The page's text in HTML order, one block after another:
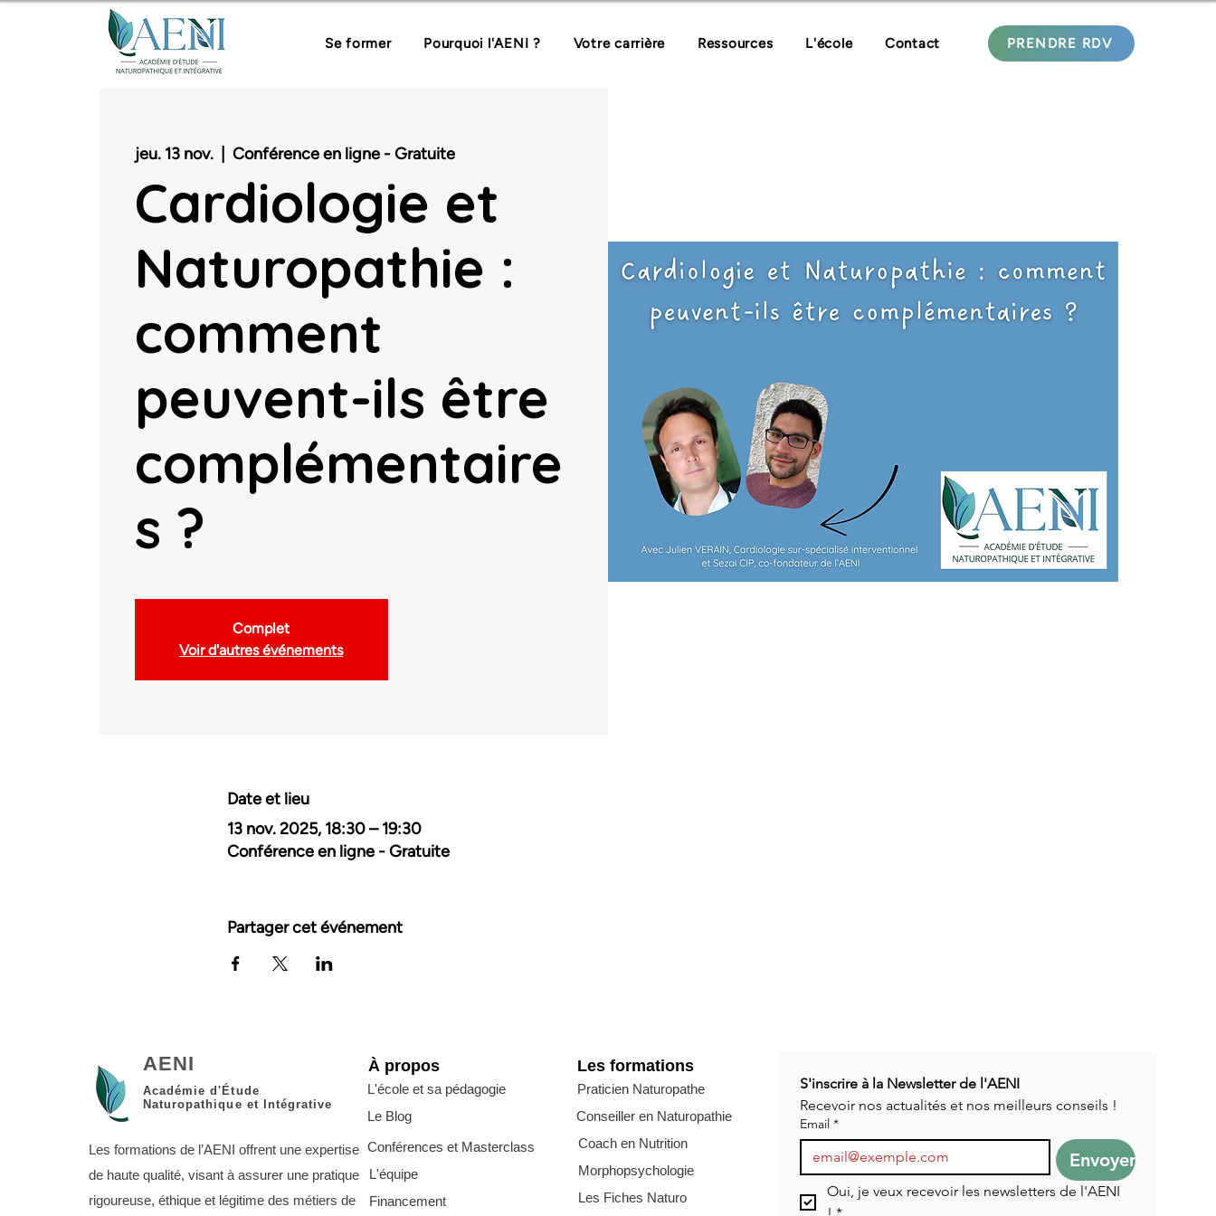
Se former Pourquoi l'AENI ? Votre carrière Ressources L'école Contact PRENDRE RDV
jeu. 13 nov.
  |
Conférence en ligne - Gratuite
Cardiologie et
Naturopathie :
comment
peuvent-ils être
complémentaire
s ?
Complet
Voir d'autres événements
Date et lieu
13 nov. 2025, 18:30 – 19:30
Conférence en ligne - Gratuite
Partager cet événement
AENI
Académie d'Étude
Naturopathique et Intégrative
Les formations de l’AENI offrent une expertise
de haute qualité, visant à assurer une pratique
rigoureuse, éthique et légitime des métiers de
À propos
L'école et sa pédagogie
Le Blog
Conférences et Masterclass
L'équipe
Financement
Les formations
Praticien Naturopathe
Conseiller en Naturopathie
Coach en Nutrition
Morphopsychologie
Les Fiches Naturo
S'inscrire à la Newsletter de l'AENI
Recevoir nos actualités et nos meilleurs conseils !
Email *
Envoyer
Oui, je veux recevoir les newsletters de l'AENI